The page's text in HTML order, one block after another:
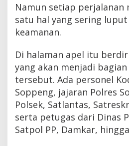
Namun setiap perjalanan
satu hal yang sering
keamanan.
Di halaman apel itu
yang akan menjadi
tersebut. Ada personel
Soppeng, jajaran Polres
Polsek, Satlantas,
serta petugas dari Dinas
Satpol PP, Damkar,